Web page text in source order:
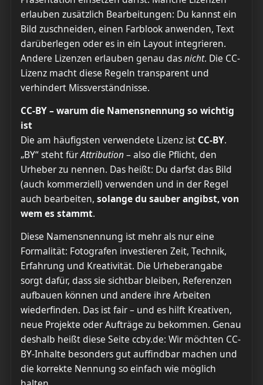
erlauben zusätzlich Bearbeitungen: Du kannst ein
Bild zuschneiden, einen Farblook anwenden, Text
darüberlegen oder es in ein Layout integrieren.
Andere Lizenzen erlauben genau dasnicht. Die CC-
Lizenz macht diese Regeln transparent und
verhindert Missverständnisse.
CC-BY – warum die Namensnennung so wichtig
ist
Die am häufigsten verwendete Lizenz ist CC-BY.
„BY“ steht fürAttribution– also die Pflicht, den
Urheber zu nennen. Das heißt: Du darfst das Bild
(auch kommerziell) verwenden und in der Regel
auch bearbeiten, solange du sauber angibst, von
wem es stammt.
Diese Namensnennung ist mehr als nur eine
Formalität: Fotografen investieren Zeit, Technik,
Erfahrung und Kreativität. Die Urheberangabe
sorgt dafür, dass sie sichtbar bleiben, Referenzen
aufbauen können und andere ihre Arbeiten
wiederfinden. Das ist fair – und es hilft Kreativen,
neue Projekte oder Aufträge zu bekommen. Genau
deshalb heißt diese Seite ccby.de: Wir möchten CC-
BY-Inhalte besonders gut auffindbar machen und
die korrekte Nennung so einfach wie möglich